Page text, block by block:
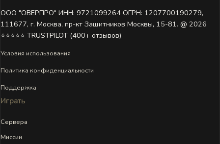
ООО "ОВЕРПРО" ИНН: 9721099264 ОГРН: 1207700190279,
111677, г. Москва, пр-кт Защитников Москвы, 15-81. @ 2026 ㅤ
⭐⭐⭐⭐⭐ TRUSTPILOT (400+ отзывов)
Условия использования
Политика конфиденциальности
Поддержка
Играть
Сервера
Миссии